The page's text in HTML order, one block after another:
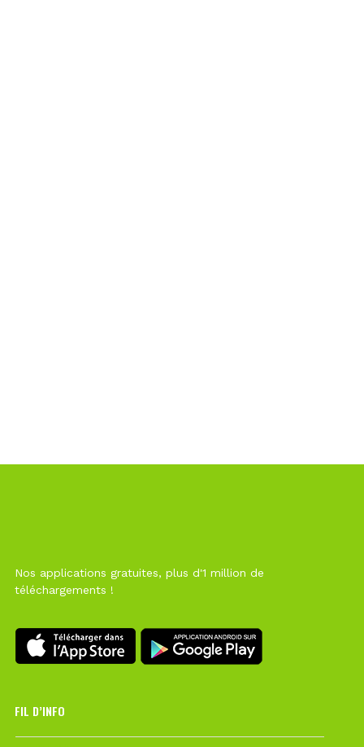
Nos applications gratuites, plus d'1 million de
téléchargements !
FIL D’INFO